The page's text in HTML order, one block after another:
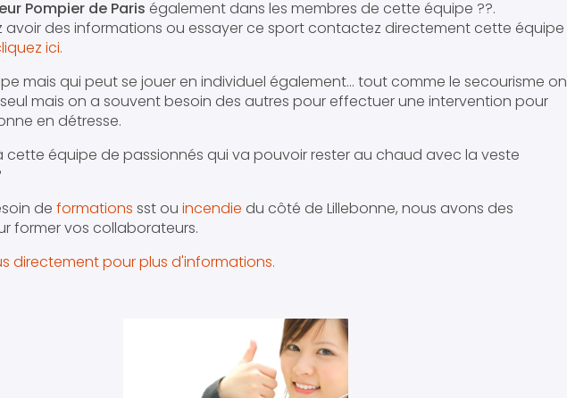
Pompier de Paris également dans les membres de cette équipe ?‍?.
avoir des informations ou essayer ce sport contactez directement cette équipe
ici.
mais qui peut se jouer en individuel également... tout comme le secourisme on
mais on a souvent besoin des autres pour effectuer une intervention pour
en détresse.
cette équipe de passionnés qui va pouvoir rester au chaud avec la veste
de formations sst ou incendie du côté de Lillebonne, nous avons des
former vos collaborateurs.
directement pour plus d'informations.